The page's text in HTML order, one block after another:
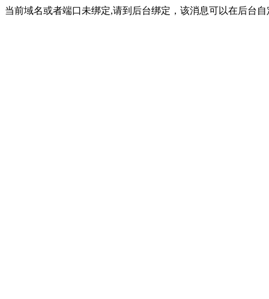
当前域名或者端口未绑定,请到后台绑定，该消息可以在后台自